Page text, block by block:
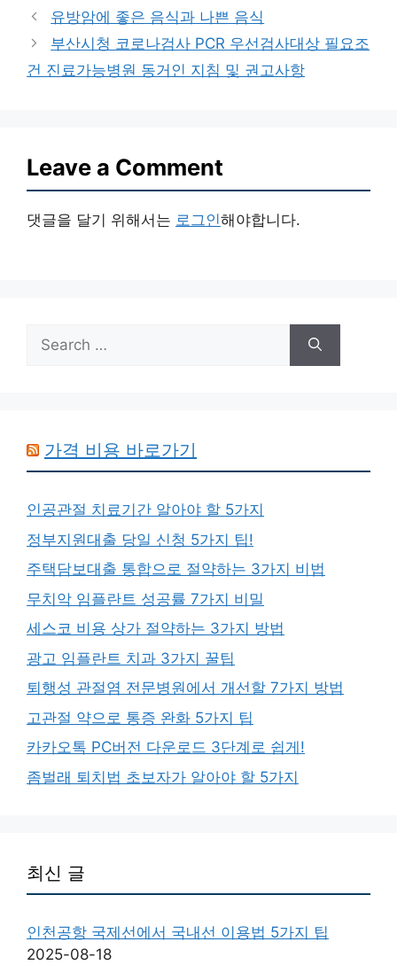
유방암에 좋은 음식과 나쁜 음식
부산시청 코로나검사 PCR 우선검사대상 필요조
건 진료가능병원 동거인 지침 및 권고사항
Leave a Comment
댓글을 달기 위해서는 로그인해야합니다.
Search
for:
가격 비용 바로가기
인공관절 치료기간 알아야 할 5가지
정부지원대출 당일 신청 5가지 팁!
주택담보대출 통합으로 절약하는 3가지 비법
무치악 임플란트 성공률 7가지 비밀
세스코 비용 상가 절약하는 3가지 방법
광고 임플란트 치과 3가지 꿀팁
퇴행성 관절염 전문병원에서 개선할 7가지 방법
고관절 약으로 통증 완화 5가지 팁
카카오톡 PC버전 다운로드 3단계로 쉽게!
좀벌래 퇴치법 초보자가 알아야 할 5가지
최신 글
인천공항 국제선에서 국내선 이용법 5가지 팁
2025-08-18